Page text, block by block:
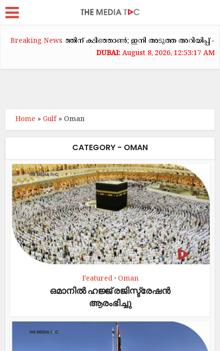
Breaking News
കടിഞ്ഞാൺ; ഇനി അടുത്ത അറിയിപ്പ് വരെ
August 8, 2026, 12:53:18 AM
Home » Gulf» Oman
CATEGORY - OMAN
Featured • Oman
ഒമാനിൽ ഹജ്ജ് രജിസ്ട്രേഷൻ
ആരംഭിച്ചു